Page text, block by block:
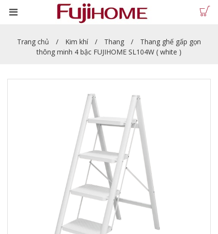
Trang chủ Kim khí Thang
Thang ghế gấp gọn
thông minh 4 bậc FUJIHOME SL104W ( white )